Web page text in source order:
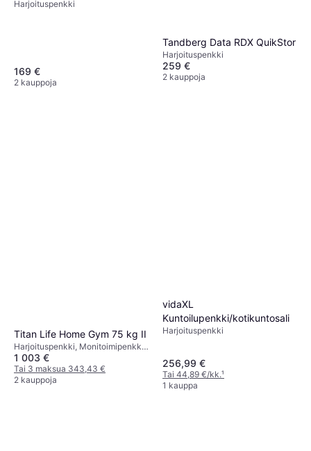
Harjoituspenkki
169 €
2 kauppoja
Tandberg Data RDX QuikStor
Harjoituspenkki
259 €
2 kauppoja
Titan Life Home Gym 75 kg II
Harjoituspenkki, Monitoimipenkki,
Kuormituskapasiteetti (maks) 150
kg
1 003 €
Tai 3 maksua 343,43 €
2 kauppoja
vidaXL
Kuntoilupenkki/kotikuntosali
Harjoituspenkki
256,99 €
Tai 44,89 €/kk.¹
1 kauppa